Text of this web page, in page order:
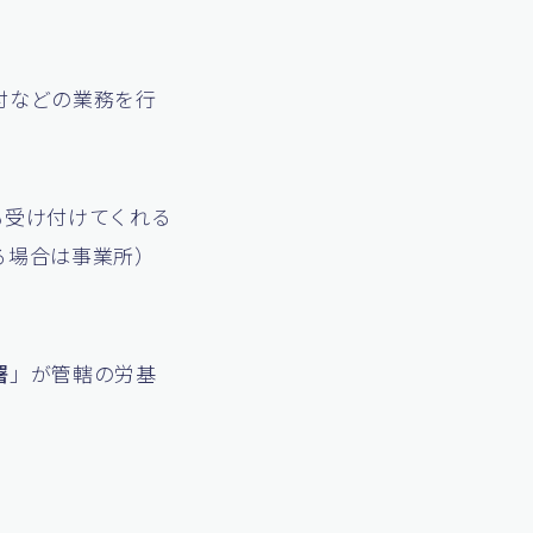
などの業務を行
け付けてくれる
合は事業所）
」が管轄の労基